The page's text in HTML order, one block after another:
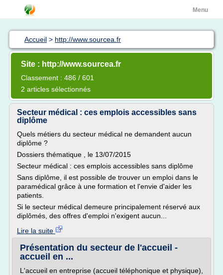
Menu
Accueil > http://www.sourcea.fr
Site : http://www.sourcea.fr
Classement : 486 / 601
2 articles sélectionnés
Secteur médical : ces emplois accessibles sans
diplôme
Quels métiers du secteur médical ne demandent aucun
diplôme ?
Dossiers thématique , le 13/07/2015
Secteur médical : ces emplois accessibles sans diplôme
Sans diplôme, il est possible de trouver un emploi dans le
paramédical grâce à une formation et l'envie d'aider les
patients.
Si le secteur médical demeure principalement réservé aux
diplômés, des offres d'emploi n'exigent aucun...
Lire la suite
Présentation du secteur de l'accueil -
accueil en ...
L'accueil en entreprise (accueil téléphonique et physique),